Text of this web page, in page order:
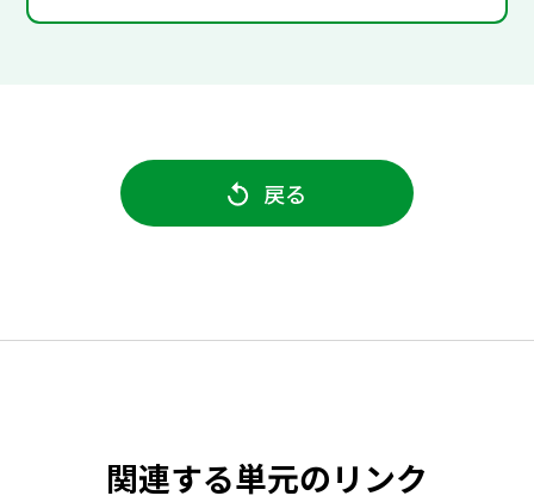
戻る
関連する単元のリンク